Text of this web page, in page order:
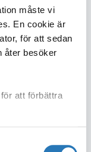
måste vi
En cookie är
för att sedan
åter besöker
att förbättra
att vattna när
Vattna med
använd det för
platser
efter långvarig